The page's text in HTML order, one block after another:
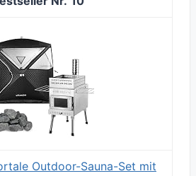
Outdoor-Sauna-Set mit